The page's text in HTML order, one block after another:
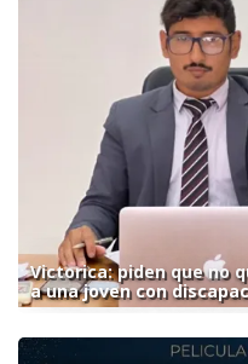
Victorica: piden que no
a una joven con